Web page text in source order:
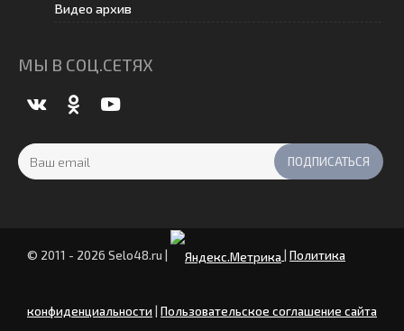
Видео архив
МЫ В СОЦ.СЕТЯХ
© 2011 - 2026 Selo48.ru Политика
конфиденциальности Пользовательское соглашение сайта